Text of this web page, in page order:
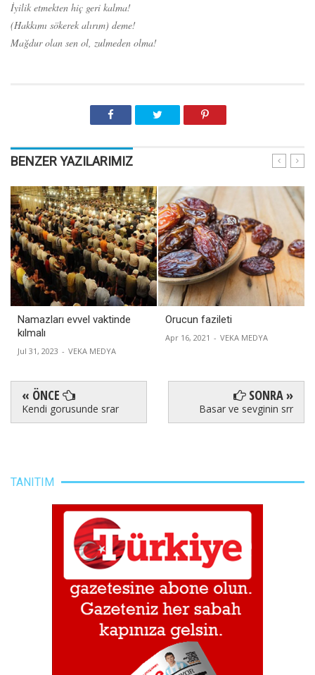
İyilik etmekten hiç geri kalma!
(Hakkımı sökerek alırım) deme!
Mağdur olan sen ol, zulmeden olma!
BENZER YAZILARIMIZ
Namazları evvel vaktinde
kılmalı
Jul 31, 2023 - VEKA MEDYA
Orucun fazileti
Apr 16, 2021 - VEKA MEDYA
« ÖNCE
Kendi gorusunde srar
SONRA »
Basar ve sevginin srr
TANITIM